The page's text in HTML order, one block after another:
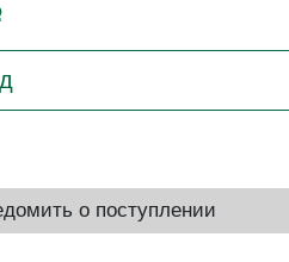
о поступлении